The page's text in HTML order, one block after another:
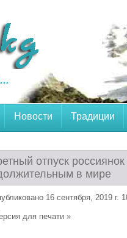
Новости Традиции
отпуск
в мире
16 сентября, 2019 г.
для печати »